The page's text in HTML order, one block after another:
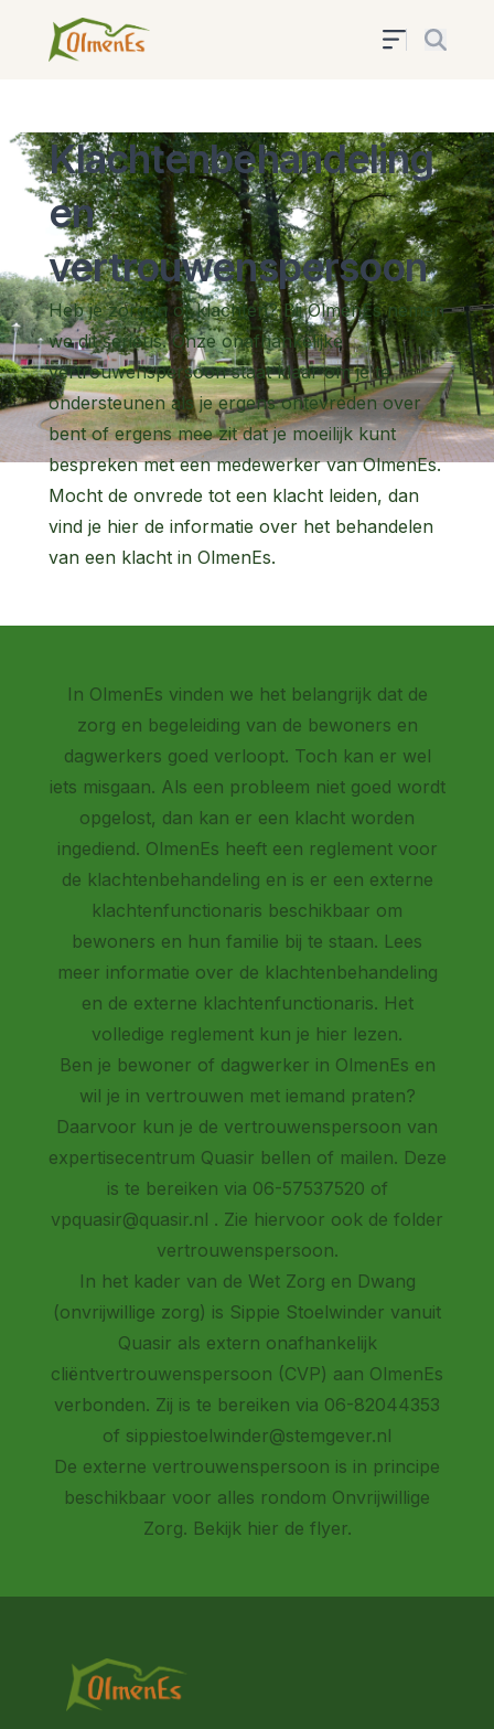
Klachtenbehandeling
en
vertrouwenspersoon
Heb je zorgen of klachten? Bij OlmenEs nemen
we dit serieus. Onze onafhankelijke
vertrouwenspersoon staat klaar om je te
ondersteunen als je ergens ontevreden over
bent of ergens mee zit dat je moeilijk kunt
bespreken met een medewerker van OlmenEs.
Mocht de onvrede tot een klacht leiden, dan
vind je hier de informatie over het behandelen
van een klacht in OlmenEs.
In OlmenEs vinden we het belangrijk dat de
zorg en begeleiding van de bewoners en
dagwerkers goed verloopt. Toch kan er wel
iets misgaan. Als een probleem niet goed wordt
opgelost, dan kan er een klacht worden
ingediend. OlmenEs heeft een reglement voor
de klachtenbehandeling en is er een externe
klachtenfunctionaris beschikbaar om
bewoners en hun familie bij te staan. Lees
meer informatie over de klachtenbehandeling
en de externe klachtenfunctionaris. Het
volledige reglement kun je hier lezen.
Ben je bewoner of dagwerker in OlmenEs en
wil je in vertrouwen met iemand praten?
Daarvoor kun je de vertrouwenspersoon van
expertisecentrum Quasir bellen of mailen. Deze
is te bereiken via 06-57537520 of
vpquasir@quasir.nl . Zie hiervoor ook de folder
vertrouwenspersoon.
In het kader van de Wet Zorg en Dwang
(onvrijwillige zorg) is Sippie Stoelwinder vanuit
Quasir als extern onafhankelijk
cliëntvertrouwenspersoon (CVP) aan OlmenEs
verbonden. Zij is te bereiken via 06-82044353
of sippiestoelwinder@stemgever.nl
De externe vertrouwenspersoon is in principe
beschikbaar voor alles rondom Onvrijwillige
Zorg. Bekijk hier de flyer.